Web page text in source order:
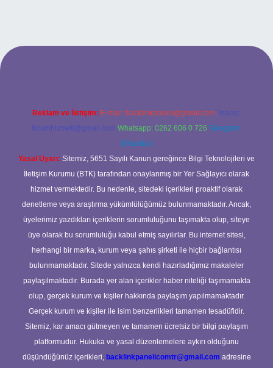
Reklam ve İletişim: E-mail: backlinkpaneli@gmail.com Teams:
forumhizmeti@gmail.com Whatsapp: 0262 606 0 726 Telegram:
@karabul
Yasal Uyarı: Sitemiz, 5651 Sayılı Kanun gereğince Bilgi Teknolojileri ve
İletişim Kurumu (BTK) tarafından onaylanmış bir Yer Sağlayıcı olarak
hizmet vermektedir. Bu nedenle, sitedeki içerikleri proaktif olarak
denetleme veya araştırma yükümlülüğümüz bulunmamaktadır. Ancak,
üyelerimiz yazdıkları içeriklerin sorumluluğunu taşımakta olup, siteye
üye olarak bu sorumluluğu kabul etmiş sayılırlar. Bu internet sitesi,
herhangi bir marka, kurum veya şahıs şirketi ile hiçbir bağlantısı
bulunmamaktadır. Sitede yalnızca kendi hazırladığımız makaleler
paylaşılmaktadır. Burada yer alan içerikler haber niteliği taşımamakta
olup, gerçek kurum ve kişiler hakkında paylaşım yapılmamaktadır.
Gerçek kurum ve kişiler ile isim benzerlikleri tamamen tesadüfidir.
Sitemiz, kar amacı gütmeyen ve tamamen ücretsiz bir bilgi paylaşım
platformudur. Hukuka ve yasal düzenlemelere aykırı olduğunu
düşündüğünüz içerikleri, backlinkpanelicomtr@gmail.com adresine